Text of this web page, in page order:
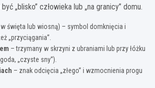
„blisko” człowieka lub „na granicy” domu.
święta lub wiosną) – symbol domknięcia i
„przyciągania”.
– trzymany w skrzyni z ubraniami lub przy łóżku
„czyste sny”).
– znak odcięcia „złego” i wzmocnienia progu